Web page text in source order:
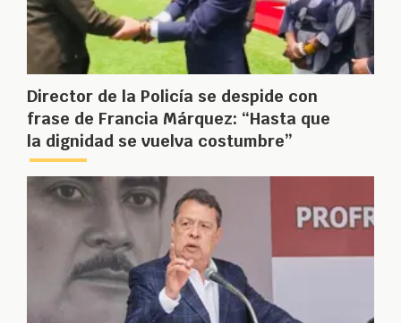
Director de la Policía se despide con
frase de Francia Márquez: “Hasta que
la dignidad se vuelva costumbre”